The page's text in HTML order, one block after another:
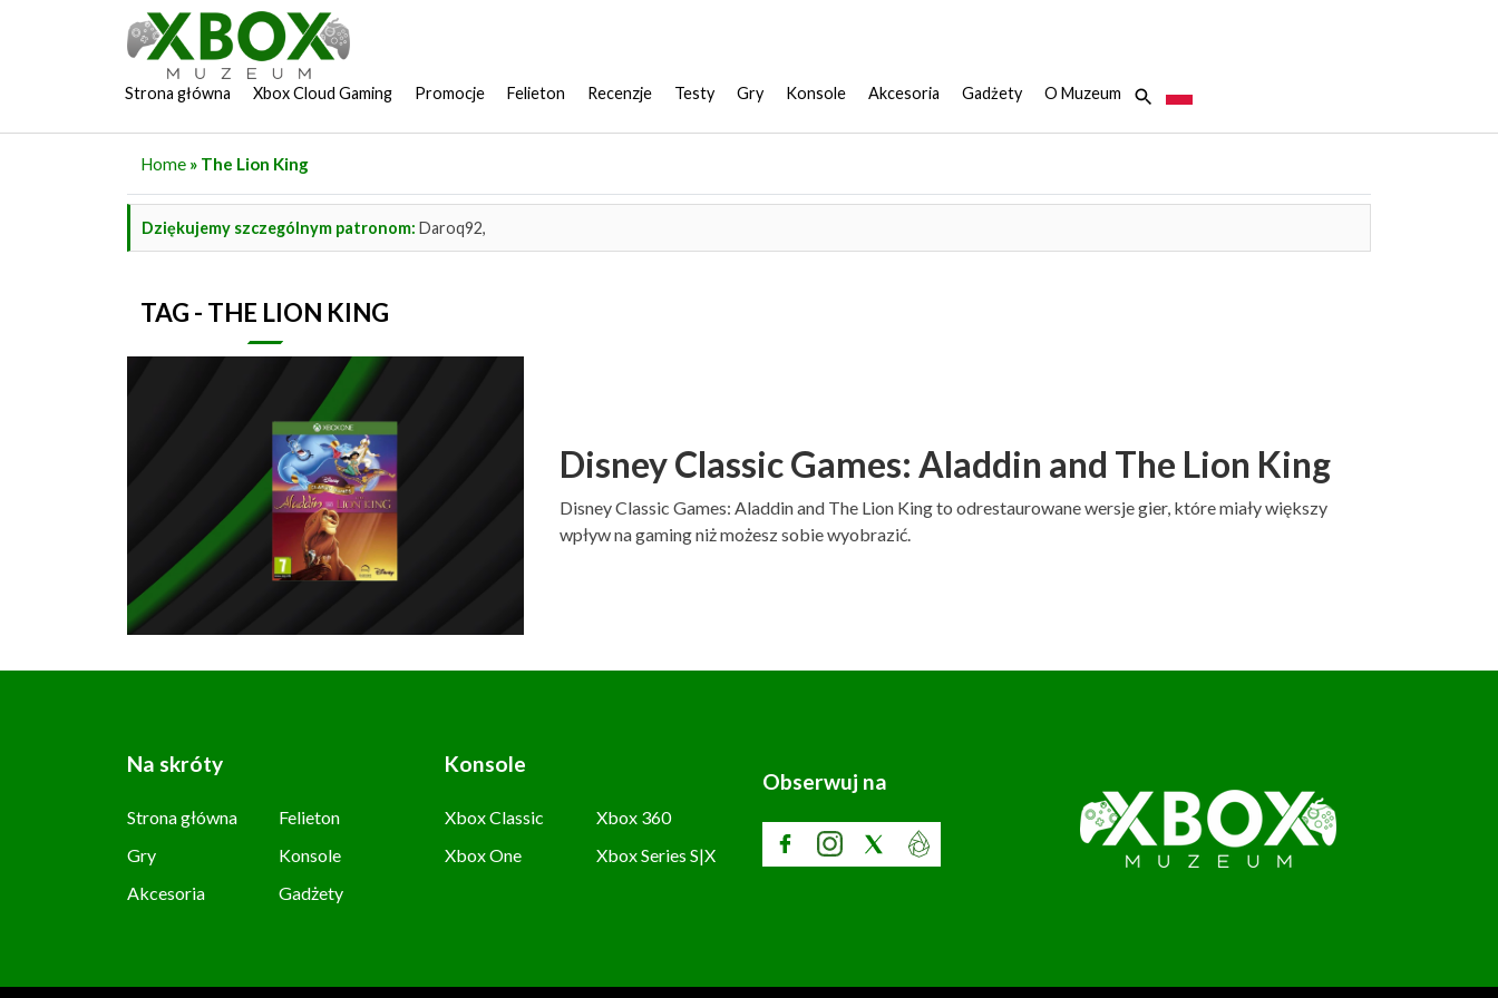
Strona główna Xbox Cloud Gaming Promocje Felieton Recenzje Testy Gry Konsole Akcesoria Gadżety O Muzeum
Home » The Lion King
Dziękujemy szczególnym patronom: Daroq92,
TAG - THE LION KING
Disney Classic Games: Aladdin and The Lion King
Disney Classic Games: Aladdin and The Lion King to odrestaurowane wersje gier, które miały większy
wpływ na gaming niż możesz sobie wyobrazić.
Na skróty
Strona główna
Felieton
Gry
Konsole
Akcesoria
Gadżety
Konsole
Xbox Classic
Xbox 360
Xbox One
Xbox Series S|X
Obserwuj na